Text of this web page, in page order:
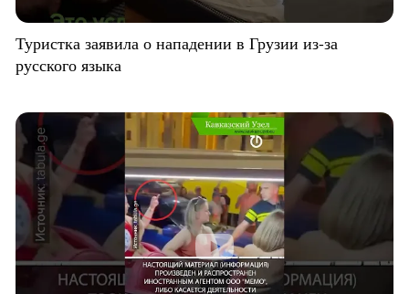
Туристка заявила о нападении в Грузии из-за
русского языка